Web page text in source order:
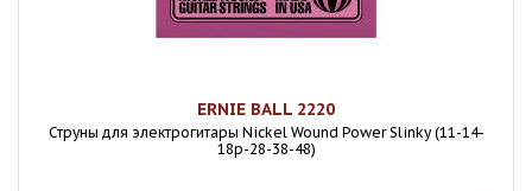
ERNIE BALL 2220
Струны для электрогитары Nickel Wound Power Slinky (11-14-
18p-28-38-48)